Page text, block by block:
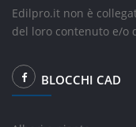
Edilpro.it non è
del loro contenuto e/o
BLOCCHI CAD